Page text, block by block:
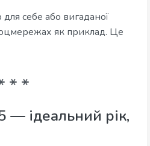
себе або вигаданої
як приклад. Це
— ідеальний рік,